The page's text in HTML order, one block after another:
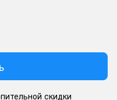
скидки